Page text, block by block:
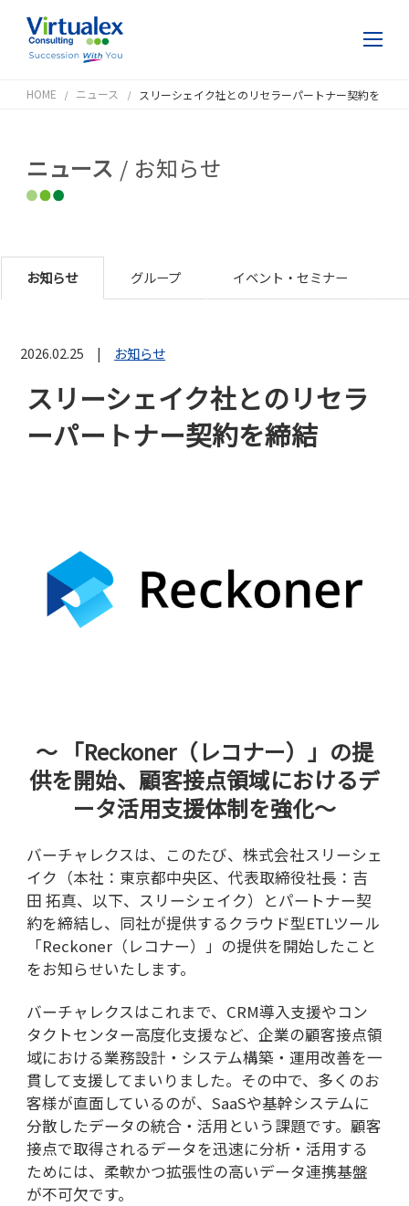
HOME ニュース スリーシェイク社とのリセラーパートナー契約を締結
ニュース お知らせ
お知らせ グループ イベント・セミナー
2026.02.25 お知らせ
スリーシェイク社とのリセラ
ーパートナー契約を締結
～ 「Reckoner（レコナー）」の提
供を開始、顧客接点領域におけるデ
ータ活用支援体制を強化～
バーチャレクスは、このたび、株式会社スリーシェ
イク（本社：東京都中央区、代表取締役社長：吉
田 拓真、以下、スリーシェイク）とパートナー契
約を締結し、同社が提供するクラウド型ETLツール
「Reckoner（レコナー）」の提供を開始したこと
をお知らせいたします。
バーチャレクスはこれまで、 CRM導入支援やコン
タクトセンター高度化支援など、企業の顧客接点領
域における業務設計・システム構築・運用改善を一
貫して支援してまいりました。その中で、多くのお
客様が直面しているのが、 SaaSや基幹システムに
分散したデータの統合・活用という課題です。顧客
接点で取得されるデータを迅速に分析・活用する
ためには、柔軟かつ拡張性の高いデータ連携基盤
が不可欠です。